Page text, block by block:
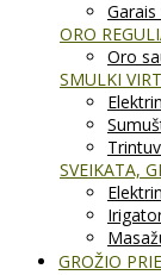
ORO
Oro
SMULKI
SVEIKATA,
GROŽIO